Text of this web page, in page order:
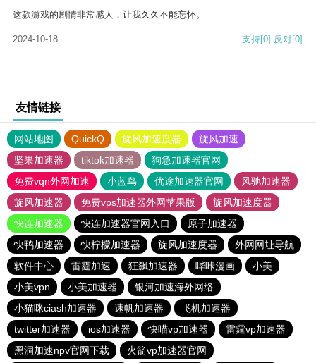
这款游戏的剧情非常感人，让我久久不能忘怀。
2024-10-18 支持[0] 反对[0]
友情链接
网站地图 QuickQ 旋风加速度器
旋风加速
坚果加速器
tiktok加速器
狗急加速器官网
免费vqn外网加速
小蓝鸟 优途加速器官网
风驰加速器
旋风加速器
免费vps加速器外网苹果版
旋风加速度器
快连加速器
快连加速器官网入口
原子加速器
快鸭加速器
快柠檬加速器 旋风加速度器
外网网址导航
软件中心
雷霆加速 狂飙加速器 哔咔漫画
小美
小美vpn
小美加速器
银河加速海外网络
小猫咪ciash加速器
速帆加速器
飞机加速器
twitter加速器
ios加速器 快喵vp加速器
雷霆vp加速器
黑洞加速npv官网下载
火箭vp加速器官网